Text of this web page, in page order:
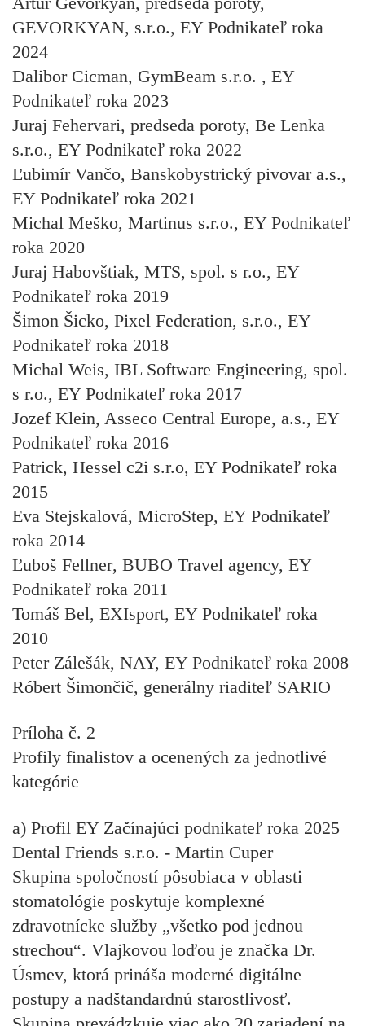
GEVORKYAN, s.r.o., EY Podnikateľ roka
2024
Dalibor Cicman, GymBeam s.r.o. , EY
Podnikateľ roka 2023
Juraj Fehervari, predseda poroty, Be Lenka
s.r.o., EY Podnikateľ roka 2022
Ľubimír Vančo, Banskobystrický pivovar a.s.,
EY Podnikateľ roka 2021
Michal Meško, Martinus s.r.o., EY Podnikateľ
roka 2020
Juraj Habovštiak, MTS, spol. s r.o., EY
Podnikateľ roka 2019
Šimon Šicko, Pixel Federation, s.r.o., EY
Podnikateľ roka 2018
Michal Weis, IBL Software Engineering, spol.
s r.o., EY Podnikateľ roka 2017
Jozef Klein, Asseco Central Europe, a.s., EY
Podnikateľ roka 2016
Patrick, Hessel c2i s.r.o, EY Podnikateľ roka
2015
Eva Stejskalová, MicroStep, EY Podnikateľ
roka 2014
Ľuboš Fellner, BUBO Travel agency, EY
Podnikateľ roka 2011
Tomáš Bel, EXIsport, EY Podnikateľ roka
2010
Peter Zálešák, NAY, EY Podnikateľ roka 2008
Róbert Šimončič, generálny riaditeľ SARIO
Príloha č. 2
Profily finalistov a ocenených za jednotlivé
kategórie
a) Profil EY Začínajúci podnikateľ roka 2025
Dental Friends s.r.o. - Martin Cuper
Skupina spoločností pôsobiaca v oblasti
stomatológie poskytuje komplexné
zdravotnícke služby „všetko pod jednou
strechou“. Vlajkovou loďou je značka Dr.
Úsmev, ktorá prináša moderné digitálne
postupy a nadštandardnú starostlivosť.